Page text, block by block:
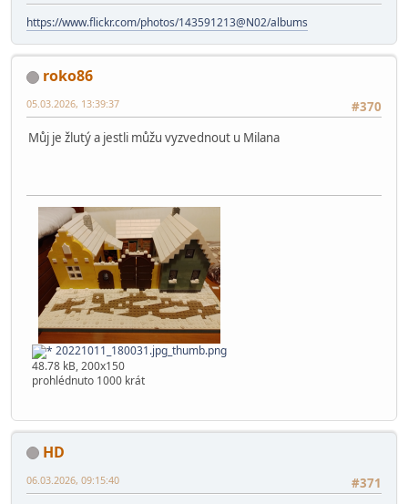
https://www.flickr.com/photos/143591213@N02/albums
roko86
#370
05.03.2026, 13:39:37
Můj je žlutý a jestli můžu vyzvednout u Milana
20221011_180031.jpg_thumb.png
48.78 kB, 200x150
prohlédnuto 1000 krát
HD
#371
06.03.2026, 09:15:40